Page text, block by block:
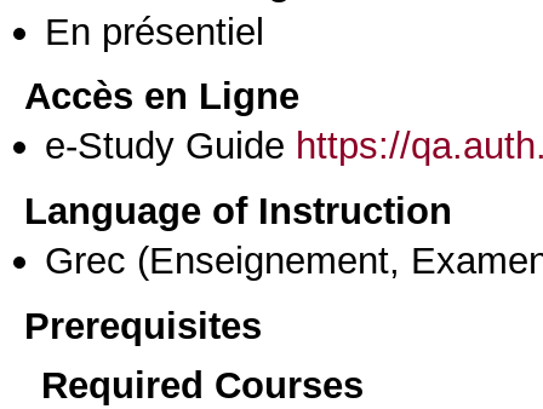
En présentiel
Accès en Ligne
e-Study Guide https://
Language of Instruction
Grec (Enseignement,
Prerequisites
Required Courses